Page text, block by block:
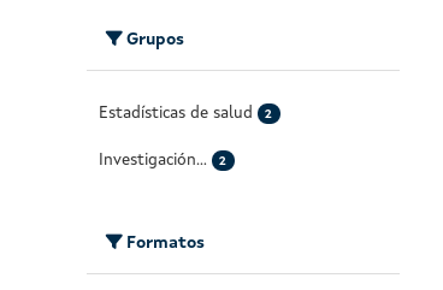
Grupos
Estadísticas de salud 2
Investigación... 2
Formatos